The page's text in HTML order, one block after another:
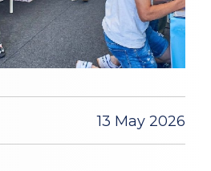
13 May 2026